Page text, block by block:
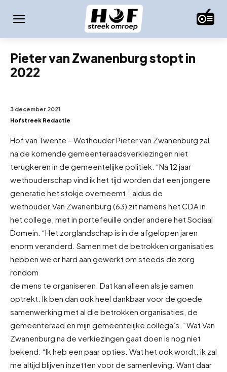
Pieter van Zwanenburg stopt in
2022
3 december 2021
Hofstreek Redactie
Hof van Twente – Wethouder Pieter van Zwanenburg zal
na de komende gemeenteraadsverkiezingen niet
terugkeren in de gemeentelijke politiek. “Na 12 jaar
wethouderschap vind ik het tijd worden dat een jongere
generatie het stokje overneemt,” aldus de
wethouder. Van Zwanenburg (63) zit namens het CDA in
het college, met in portefeuille onder andere het Sociaal
Domein. “Het zorglandschap is in de afgelopen jaren
enorm veranderd. Samen met de betrokken organisaties
hebben we er hard aan gewerkt om steeds de zorg
rondom
de mens te organiseren. Dat kan alleen als je samen
optrekt. Ik ben dan ook heel dankbaar voor de goede
samenwerking met al die betrokken organisaties, de
gemeenteraad en mijn gemeentelijke collega’s.” Wat Van
Zwanenburg na de verkiezingen gaat doen is nog niet
bekend: “Ik heb een paar opties. Wat het ook wordt: ik zal
me altijd blijven inzetten voor de samenleving. Want daar